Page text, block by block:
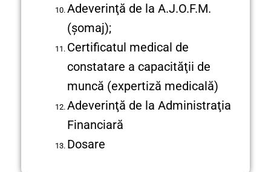
Adeverinţă de la A.J.O.F.M.
(şomaj);
Certificatul medical de
constatare a capacităţii de
muncă (expertiză medicală)
Adeverinţă de la Administraţia
Financiară
Dosare